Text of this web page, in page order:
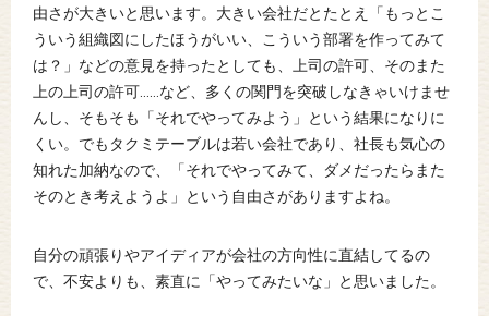
由さが大きいと思います。大きい会社だとたとえ「もっとこ
ういう組織図にしたほうがいい、こういう部署を作ってみて
は？」などの意見を持ったとしても、上司の許可、そのまた
上の上司の許可……など、多くの関門を突破しなきゃいけませ
んし、そもそも「それでやってみよう」という結果になりに
くい。でもタクミテーブルは若い会社であり、社長も気心の
知れた加納なので、「それでやってみて、ダメだったらまた
そのとき考えようよ」という自由さがありますよね。
自分の頑張りやアイディアが会社の方向性に直結してるの
で、不安よりも、素直に「やってみたいな」と思いました。